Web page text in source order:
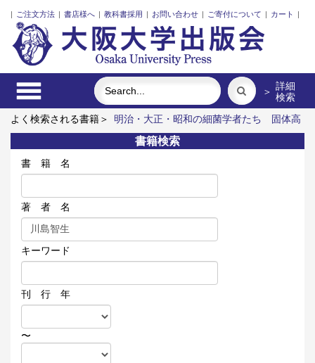
| ご注文方法 | 書店様へ | 教科書採用 | お問い合わせ | ご寄付について | カート |
＞ 詳細
検索
よく検索される書籍＞
明治・大正・昭和の細菌学者たち
固体高
分子形燃料電池要素材料・水素貯蔵材料の知的設計
食べる
近
代大阪の小学校建築史
アーミッシュキルトを訪ねて
技能実習
生と日本語のリアル
書籍検索
書 籍 名
著 者 名
キーワード
刊 行 年
〜